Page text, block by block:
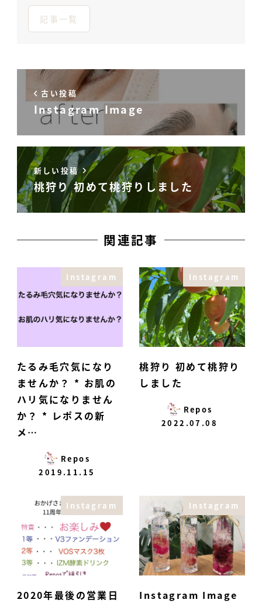
記事一覧
古い投稿
Instagram Image
新しい投稿
桃狩り 初めて桃狩りしました
関連記事
Instagram
たるみ毛穴気になり
ませんか？ * お肌の
ハリ気になりません
か？ * レポスの新
メ…
Repos
2019.11.15
Instagram
桃狩り 初めて桃狩り
しました
Repos
2022.07.08
Instagram
2020年最後の営業日
Instagram
Instagram Image